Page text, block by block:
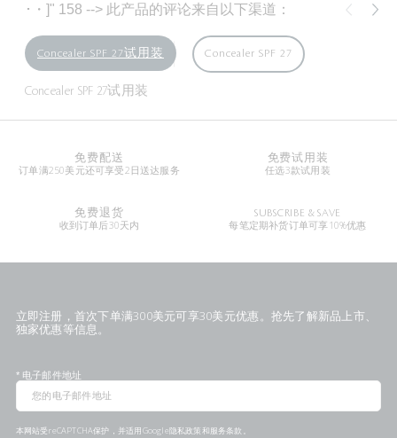
･ ・]" 158 --> 此产品的评论来自以下渠道：
Concealer SPF 27试用装 Concealer SPF 27
Concealer SPF 27试用装
免费配送
订单满250美元还可享受2日送达服务
免费试用装
任选3款试用装
免费退货
收到订单后30天内
SUBSCRIBE & SAVE
每笔定期补货订单可享10%优惠
立即注册，首次下单满300美元可享30美元优惠。抢先了解新品上市、
独家优惠等信息。
* 电子邮件地址
本网站受reCAPTCHA保护，并适用Google隐私政策和服务条款 。